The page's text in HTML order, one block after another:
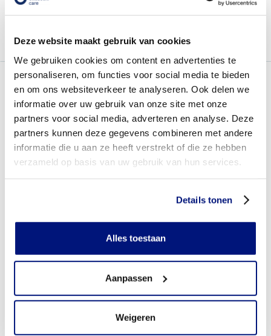
Deze website maakt gebruik van cookies
We gebruiken cookies om content en advertenties te
personaliseren, om functies voor social media te bieden
en om ons websiteverkeer te analyseren. Ook delen we
informatie over uw gebruik van onze site met onze
partners voor social media, adverteren en analyse. Deze
partners kunnen deze gegevens combineren met andere
informatie die u aan ze heeft verstrekt of die ze hebben
verzameld op basis van uw gebruik van hun services.
Details tonen
Alles toestaan
Aanpassen
Weigeren
gevallen kan een operatie nodig zijn, zoals een
heupgewricht wordt vervangen door een kunstgewricht.
Welke producten kunnen helpen
De behandeling van heupdysplasie kan worden aangevuld
met het gebruik van orthopedische hulpmiddelen om de
mobiliteit te ondersteunen en de symptomen te
verlichten. Hier zijn enkele van de orthopedische
hulpmiddelen die kunnen worden gebruikt:
Spreidbroek: Bij baby’s kan een spreidbroek worden
voorgeschreven om de heupen in de juiste positie te
bevorderen. Deze brace helpt om de benen gespreid
te houden en voorkomt dat de heupen uit de kom
Heuporthese: Voor oudere kinderen en volwassenen
heuportheseworden gebruikt om de
belasting op het gewricht te verminderen. Deze
orthese kan worden gedragen tijdens activiteiten om